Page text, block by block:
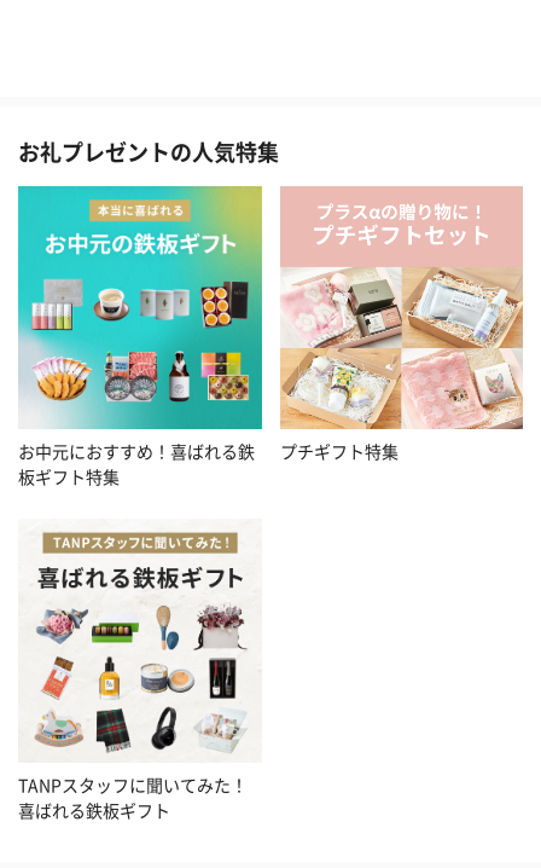
お礼プレゼントの人気特集
お中元におすすめ！喜ばれる鉄
板ギフト特集
プチギフト特集
TANPスタッフに聞いてみた！
喜ばれる鉄板ギフト